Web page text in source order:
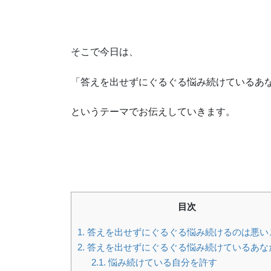
そこで今日は、
「答えを出せずにぐるぐる悩み続けているあ
というテーマでお伝えしていきます。
目次
1. 答えを出せずにぐるぐる悩み続けるのは悪い
2. 答えを出せずにぐるぐる悩み続けているあな
2.1. 悩み続けている自分を許す